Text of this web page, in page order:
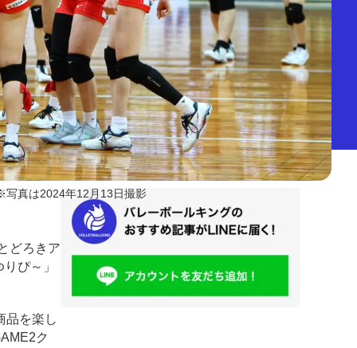
真は2024年12月13日撮影
どろきア
ぴ～」
品を楽し
ク